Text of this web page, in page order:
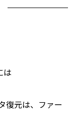
は
復元は、ファー